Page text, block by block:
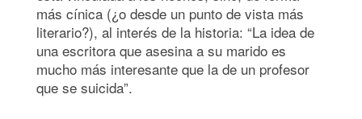
más cínica (¿o desde un punto de vista más
literario?), al interés de la historia: “La idea de
una escritora que asesina a su marido es
mucho más interesante que la de un profesor
que se suicida”.